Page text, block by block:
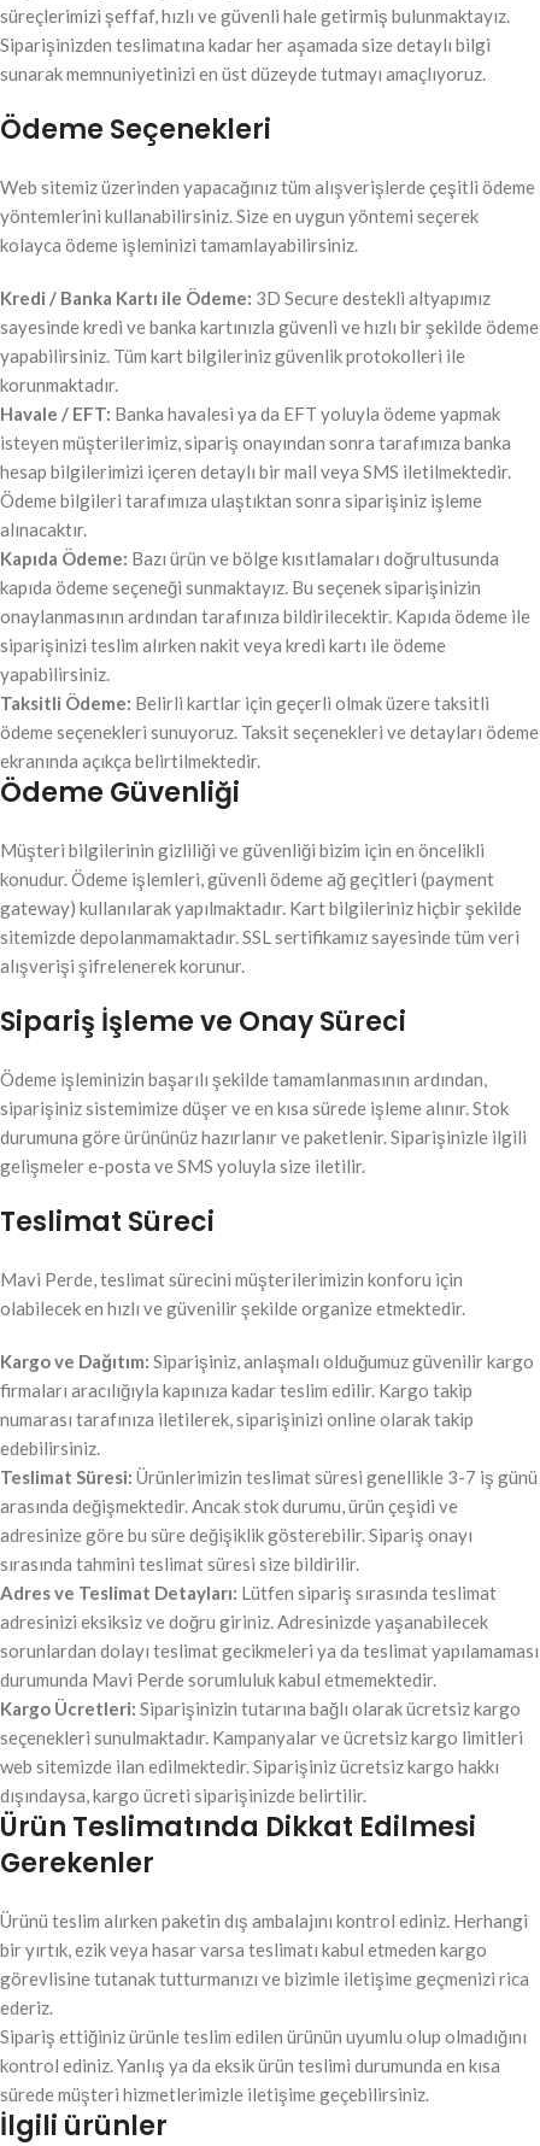
süreçlerimizi şeffaf, hızlı ve güvenli hale getirmiş bulunmaktayız.
Siparişinizden teslimatına kadar her aşamada size detaylı bilgi
sunarak memnuniyetinizi en üst düzeyde tutmayı amaçlıyoruz.
Ödeme Seçenekleri
Web sitemiz üzerinden yapacağınız tüm alışverişlerde çeşitli ödeme
yöntemlerini kullanabilirsiniz. Size en uygun yöntemi seçerek
kolayca ödeme işleminizi tamamlayabilirsiniz.
Kredi / Banka Kartı ile Ödeme: 3D Secure destekli altyapımız
sayesinde kredi ve banka kartınızla güvenli ve hızlı bir şekilde ödeme
yapabilirsiniz. Tüm kart bilgileriniz güvenlik protokolleri ile
korunmaktadır.
Havale / EFT: Banka havalesi ya da EFT yoluyla ödeme yapmak
isteyen müşterilerimiz, sipariş onayından sonra tarafımıza banka
hesap bilgilerimizi içeren detaylı bir mail veya SMS iletilmektedir.
Ödeme bilgileri tarafımıza ulaştıktan sonra siparişiniz işleme
alınacaktır.
Kapıda Ödeme: Bazı ürün ve bölge kısıtlamaları doğrultusunda
kapıda ödeme seçeneği sunmaktayız. Bu seçenek siparişinizin
onaylanmasının ardından tarafınıza bildirilecektir. Kapıda ödeme ile
siparişinizi teslim alırken nakit veya kredi kartı ile ödeme
yapabilirsiniz.
Taksitli Ödeme: Belirli kartlar için geçerli olmak üzere taksitli
ödeme seçenekleri sunuyoruz. Taksit seçenekleri ve detayları ödeme
ekranında açıkça belirtilmektedir.
Ödeme Güvenliği
Müşteri bilgilerinin gizliliği ve güvenliği bizim için en öncelikli
konudur. Ödeme işlemleri, güvenli ödeme ağ geçitleri (payment
gateway) kullanılarak yapılmaktadır. Kart bilgileriniz hiçbir şekilde
sitemizde depolanmamaktadır. SSL sertifikamız sayesinde tüm veri
alışverişi şifrelenerek korunur.
Sipariş İşleme ve Onay Süreci
Ödeme işleminizin başarılı şekilde tamamlanmasının ardından,
siparişiniz sistemimize düşer ve en kısa sürede işleme alınır. Stok
durumuna göre ürününüz hazırlanır ve paketlenir. Siparişinizle ilgili
gelişmeler e-posta ve SMS yoluyla size iletilir.
Teslimat Süreci
Mavi Perde, teslimat sürecini müşterilerimizin konforu için
olabilecek en hızlı ve güvenilir şekilde organize etmektedir.
Kargo ve Dağıtım: Siparişiniz, anlaşmalı olduğumuz güvenilir kargo
firmaları aracılığıyla kapınıza kadar teslim edilir. Kargo takip
numarası tarafınıza iletilerek, siparişinizi online olarak takip
edebilirsiniz.
Teslimat Süresi: Ürünlerimizin teslimat süresi genellikle 3-7 iş günü
arasında değişmektedir. Ancak stok durumu, ürün çeşidi ve
adresinize göre bu süre değişiklik gösterebilir. Sipariş onayı
sırasında tahmini teslimat süresi size bildirilir.
Adres ve Teslimat Detayları: Lütfen sipariş sırasında teslimat
adresinizi eksiksiz ve doğru giriniz. Adresinizde yaşanabilecek
sorunlardan dolayı teslimat gecikmeleri ya da teslimat yapılamaması
durumunda Mavi Perde sorumluluk kabul etmemektedir.
Kargo Ücretleri: Siparişinizin tutarına bağlı olarak ücretsiz kargo
seçenekleri sunulmaktadır. Kampanyalar ve ücretsiz kargo limitleri
web sitemizde ilan edilmektedir. Siparişiniz ücretsiz kargo hakkı
dışındaysa, kargo ücreti siparişinizde belirtilir.
Ürün Teslimatında Dikkat Edilmesi
Gerekenler
Ürünü teslim alırken paketin dış ambalajını kontrol ediniz. Herhangi
bir yırtık, ezik veya hasar varsa teslimatı kabul etmeden kargo
görevlisine tutanak tutturmanızı ve bizimle iletişime geçmenizi rica
ederiz.
Sipariş ettiğiniz ürünle teslim edilen ürünün uyumlu olup olmadığını
kontrol ediniz. Yanlış ya da eksik ürün teslimi durumunda en kısa
sürede müşteri hizmetlerimizle iletişime geçebilirsiniz.
İlgili ürünler